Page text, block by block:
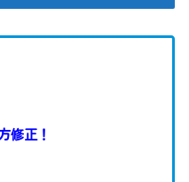
修正！